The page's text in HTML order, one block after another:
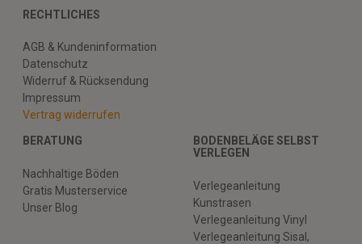
RECHTLICHES
AGB & Kundeninformation
Datenschutz
Widerruf & Rücksendung
Impressum
Vertrag widerrufen
BERATUNG
Nachhaltige Böden
Gratis Musterservice
Unser Blog
BODENBELÄGE SELBST
VERLEGEN
Verlegeanleitung
Kunstrasen
Verlegeanleitung Vinyl
Verlegeanleitung Sisal,